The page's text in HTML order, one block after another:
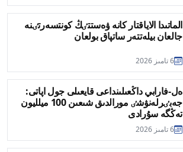
الماتىدا الاياقتار كانە ۋەستتٸڭ كونتسەرتٸنە
جالعان بيلەتتەر ساتپاق بولعان
6 تامىز 2026
ەل-فارابي داڭعىلىنداعى قايعىلى جول اپاتى:
جەبٸرلەنۋشٸ مورالدىق شىعىن 100 ميلليون
تەڭگە سۇرادى
6 تامىز 2026